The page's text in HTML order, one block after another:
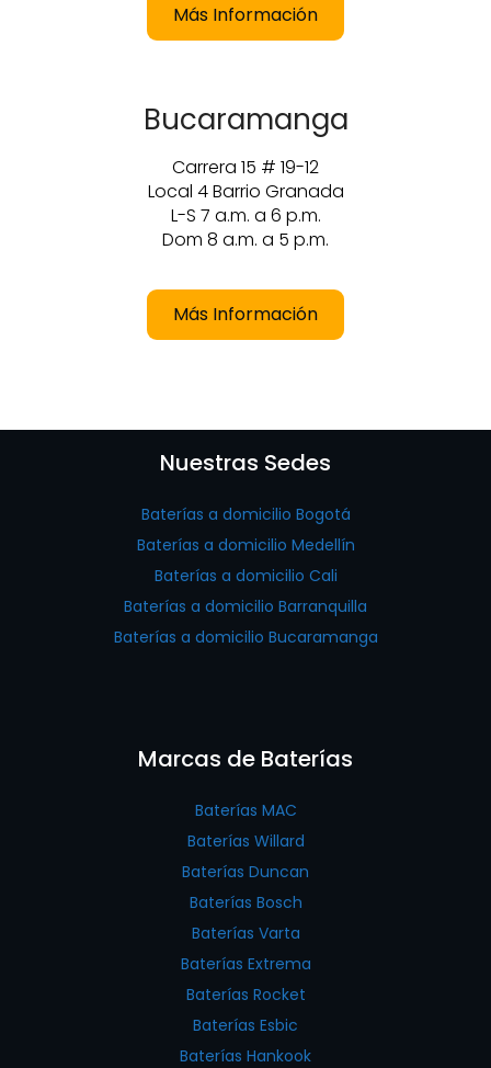
Más Información
Bucaramanga
Carrera 15 # 19-12
Local 4 Barrio Granada
L-S 7 a.m. a 6 p.m.
Dom 8 a.m. a 5 p.m.
Más Información
Nuestras Sedes
Baterías a domicilio Bogotá
Baterías a domicilio Medellín
Baterías a domicilio Cali
Baterías a domicilio Barranquilla
Baterías a domicilio Bucaramanga
Marcas de Baterías
Baterías MAC
Baterías Willard
Baterías Duncan
Baterías Bosch
Baterías Varta
Baterías Extrema
Baterías Rocket
Baterías Esbic
Baterías Hankook